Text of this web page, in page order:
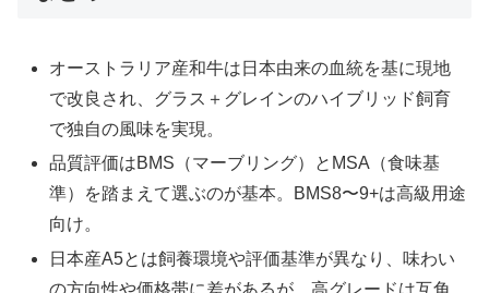
オーストラリア産和牛は日本由来の血統を基に現地
で改良され、グラス＋グレインのハイブリッド飼育
で独自の風味を実現。
品質評価はBMS（マーブリング）とMSA（食味基
準）を踏まえて選ぶのが基本。BMS8〜9+は高級用途
向け。
日本産A5とは飼養環境や評価基準が異なり、味わい
の方向性や価格帯に差があるが、高グレードは互角